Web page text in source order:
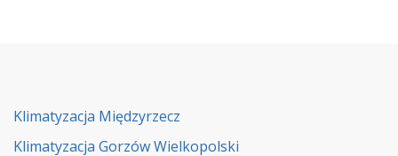
Klimatyzacja Międzyrzecz
Klimatyzacja Gorzów Wielkopolski